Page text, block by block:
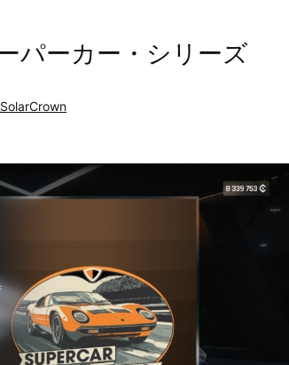
パーカー・シリーズ